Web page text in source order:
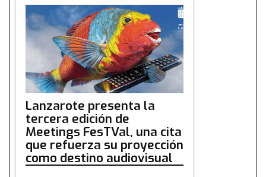
Lanzarote presenta la
tercera edición de
Meetings FesTVal, una cita
que refuerza su proyección
como destino audiovisual